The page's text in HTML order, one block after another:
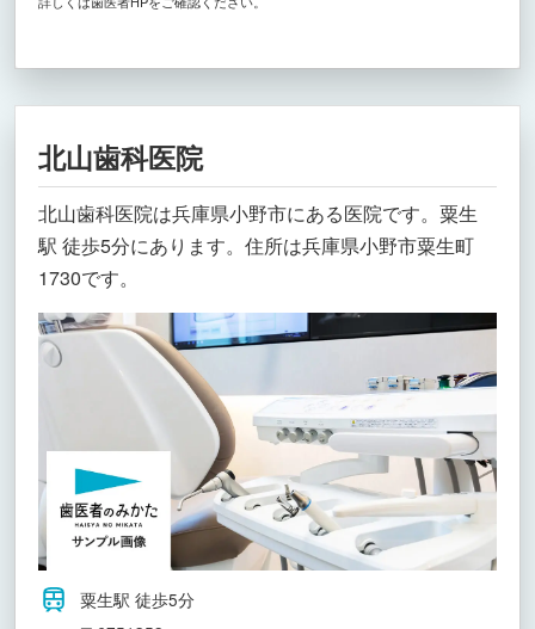
北山歯科医院
北山歯科医院は兵庫県小野市にある医院です。粟生
駅 徒歩5分にあります。住所は兵庫県小野市粟生町
1730です。
粟生駅 徒歩5分